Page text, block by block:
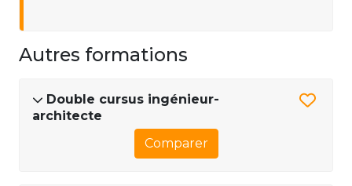
Autres formations
Double cursus ingénieur-
architecte
Comparer